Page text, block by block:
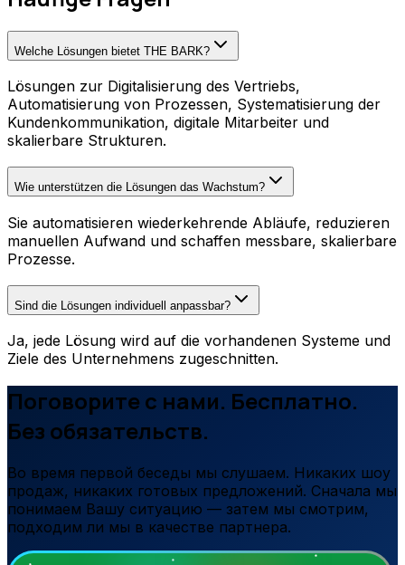
Welche Lösungen bietet THE BARK?
Lösungen zur Digitalisierung des Vertriebs,
Automatisierung von Prozessen, Systematisierung der
Kundenkommunikation, digitale Mitarbeiter und
skalierbare Strukturen.
Wie unterstützen die Lösungen das Wachstum?
Sie automatisieren wiederkehrende Abläufe, reduzieren
manuellen Aufwand und schaffen messbare, skalierbare
Prozesse.
Sind die Lösungen individuell anpassbar?
Ja, jede Lösung wird auf die vorhandenen Systeme und
Ziele des Unternehmens zugeschnitten.
Поговорите с нами. Бесплатно.
Без обязательств.
Во время первой беседы мы слушаем. Никаких шоу
продаж, никаких готовых предложений. Сначала мы
понимаем Вашу ситуацию — затем мы смотрим,
подходим ли мы в качестве партнера.